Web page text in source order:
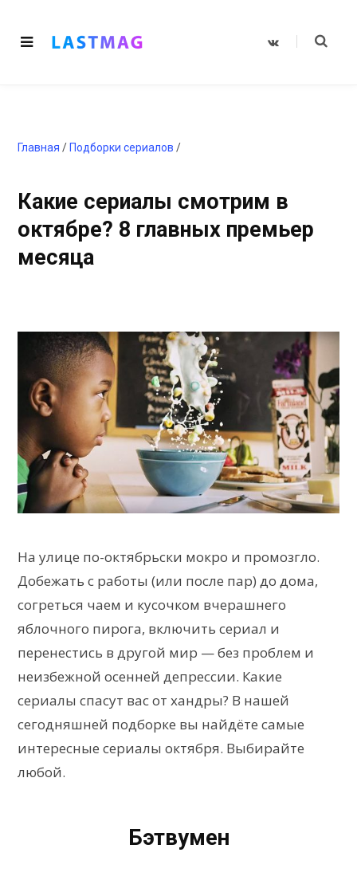
V
Главная / Подборки сериалов /
Какие сериалы смотрим в
октябре? 8 главных премьер
месяца
На улице по-октябрьски мокро и промозгло.
Добежать с работы (или после пар) до дома,
согреться чаем и кусочком вчерашнего
яблочного пирога, включить сериал и
перенестись в другой мир — без проблем и
неизбежной осенней депрессии. Какие
сериалы спасут вас от хандры? В нашей
сегодняшней подборке вы найдёте самые
интересные сериалы октября. Выбирайте
любой.
Бэтвумен